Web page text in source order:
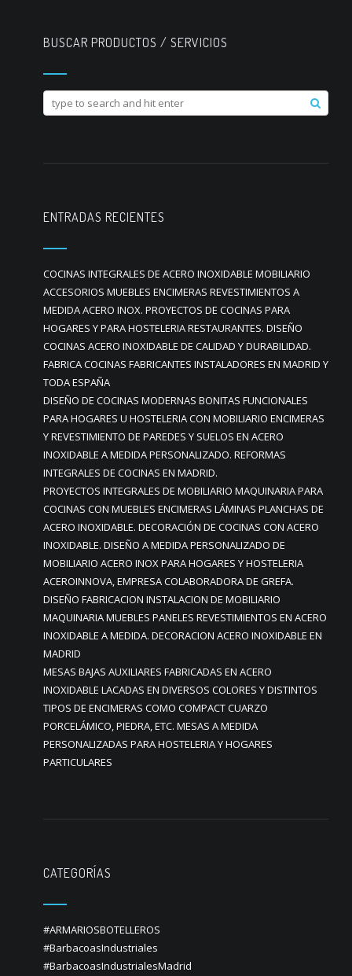
BUSCAR PRODUCTOS / SERVICIOS
ENTRADAS RECIENTES
COCINAS INTEGRALES DE ACERO INOXIDABLE MOBILIARIO
ACCESORIOS MUEBLES ENCIMERAS REVESTIMIENTOS A
MEDIDA ACERO INOX. PROYECTOS DE COCINAS PARA
HOGARES Y PARA HOSTELERIA RESTAURANTES. DISEÑO
COCINAS ACERO INOXIDABLE DE CALIDAD Y DURABILIDAD.
FABRICA COCINAS FABRICANTES INSTALADORES EN MADRID Y
TODA ESPAÑA
DISEÑO DE COCINAS MODERNAS BONITAS FUNCIONALES
PARA HOGARES U HOSTELERIA CON MOBILIARIO ENCIMERAS
Y REVESTIMIENTO DE PAREDES Y SUELOS EN ACERO
INOXIDABLE A MEDIDA PERSONALIZADO. REFORMAS
INTEGRALES DE COCINAS EN MADRID.
PROYECTOS INTEGRALES DE MOBILIARIO MAQUINARIA PARA
COCINAS CON MUEBLES ENCIMERAS LÁMINAS PLANCHAS DE
ACERO INOXIDABLE. DECORACIÓN DE COCINAS CON ACERO
INOXIDABLE. DISEÑO A MEDIDA PERSONALIZADO DE
MOBILIARIO ACERO INOX PARA HOGARES Y HOSTELERIA
ACEROINNOVA, EMPRESA COLABORADORA DE GREFA.
DISEÑO FABRICACION INSTALACION DE MOBILIARIO
MAQUINARIA MUEBLES PANELES REVESTIMIENTOS EN ACERO
INOXIDABLE A MEDIDA. DECORACION ACERO INOXIDABLE EN
MADRID
MESAS BAJAS AUXILIARES FABRICADAS EN ACERO
INOXIDABLE LACADAS EN DIVERSOS COLORES Y DISTINTOS
TIPOS DE ENCIMERAS COMO COMPACT CUARZO
PORCELÁMICO, PIEDRA, ETC. MESAS A MEDIDA
PERSONALIZADAS PARA HOSTELERIA Y HOGARES
PARTICULARES
CATEGORÍAS
#ARMARIOSBOTELLEROS
#BarbacoasIndustriales
#BarbacoasIndustrialesMadrid